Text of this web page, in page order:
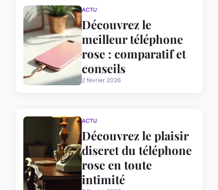
ACTU
Découvrez le
meilleur téléphone
rose : comparatif et
conseils
2 février 2026
ACTU
Découvrez le plaisir
discret du téléphone
rose en toute
intimité